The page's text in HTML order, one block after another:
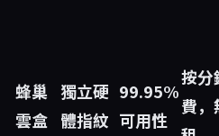
蜂巢
雲盒
獨立硬
體指紋
99.95%
可用性
按分
費，